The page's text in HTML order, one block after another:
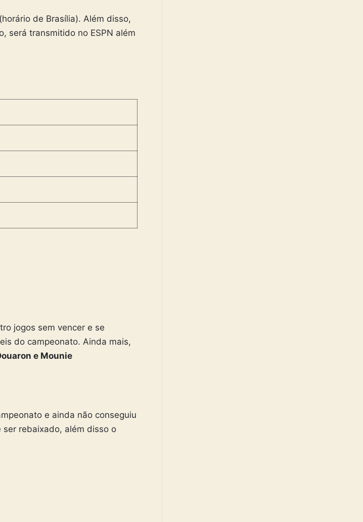
de Brasília). Além disso,
será transmitido no ESPN além
jogos sem vencer e se
do campeonato. Ainda mais,
e Mounie
e ainda não conseguiu
rebaixado, além disso o